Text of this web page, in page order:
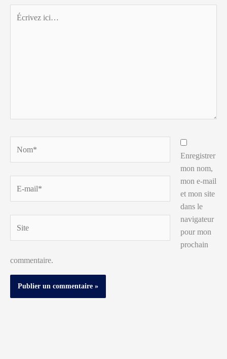
ici…
mail*
Enregistrer
mon nom,
mon e-mail
et mon site
dans le
navigateur
pour mon
prochain
commentaire.